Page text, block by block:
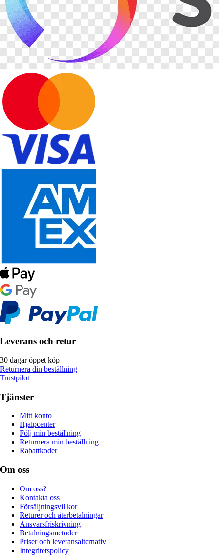
Leverans och retur
30 dagar öppet köp
Returnera din beställning
Trustpilot
Tjänster
Mitt konto
Hjälpcenter
Följ min beställning
Returnera min beställning
Rabattkoder
Om oss
Om oss?
Kontakta oss
Försäljningsvillkor
Returer och återbetalningar
Ansvarsfriskrivning
Betalningsmetoder
Priser och leveransalternativ
Integritetspolicy